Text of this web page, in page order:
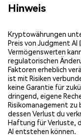
Hinweis
Kryptowährungen
Preis von Judgment AI
Vermögenswerten
regulatorischen
Faktoren erheblich
ist mit Risiken
keine Garantie für
dringend, eigene
Risikomanagement
dessen Verlust du
Haftung für Verluste,
AI entstehen können.